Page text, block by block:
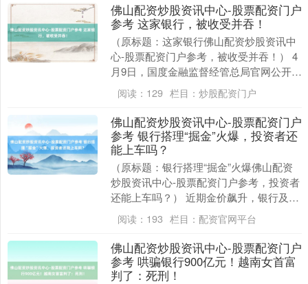
佛山配资炒股资讯中心-股票配资门户
参考 这家银行，被收受并吞！
（原标题：这家银行佛山配资炒股资讯中
心-股票配资门户参考，被收受并吞！） 4
月9日，国度金融监督经管总局官网公开
《对于新疆银行股份有限公司收受并吞库
尔勒银行股份....
阅读： 129 栏目： 炒股配资门户
佛山配资炒股资讯中心-股票配资门户
参考 银行搭理“掘金”火爆，投资者还
能上车吗？
（原标题：银行搭理“掘金”火爆佛山配资
炒股资讯中心-股票配资门户参考，投资者
还能上车吗？） 近期金价飙升，银行及搭
理子公司纷纷推出含“金”产物。 《海外金
融报》....
阅读： 193 栏目： 配资官网平台
佛山配资炒股资讯中心-股票配资门户
参考 哄骗银行900亿元！越南女首富
判了：死刑！